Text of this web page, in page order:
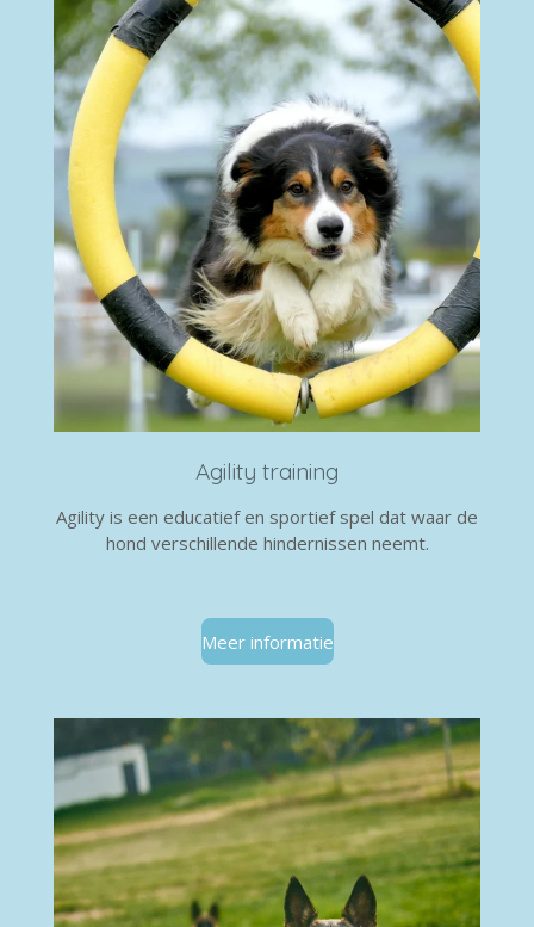
Agility training
Agility is een educatief en sportief spel dat waar de
hond verschillende hindernissen neemt.
Meer informatie